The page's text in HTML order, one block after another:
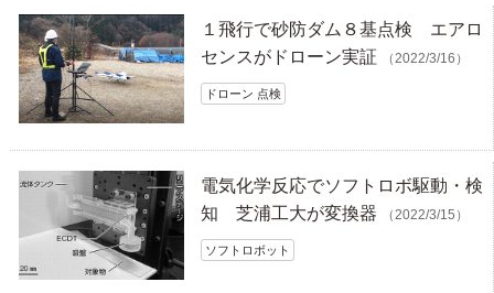
１飛行で砂防ダム８基点検 エアロ
センスがドローン実証
（2022/3/16）
ドローン 点検
電気化学反応でソフトロボ駆動・検
知 芝浦工大が変換器
（2022/3/15）
ソフトロボット